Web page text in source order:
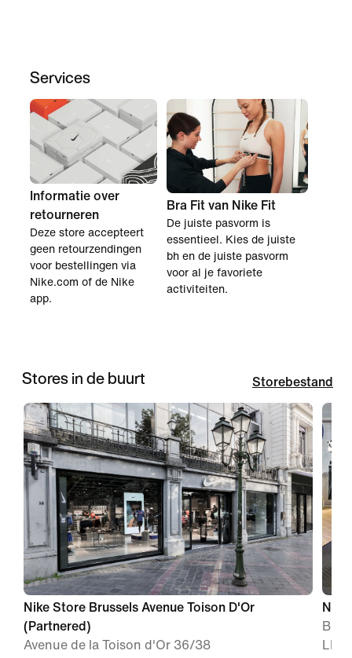
Services
Informatie over
retourneren
Deze store accepteert
geen retourzendingen
voor bestellingen via
Nike.com of de Nike
app.
Bra Fit van Nike Fit
De juiste pasvorm is
essentieel. Kies de juiste
bh en de juiste pasvorm
voor al je favoriete
activiteiten.
Stores in de buurt Storebestand
Nike Store Brussels Avenue Toison D'Or
(Partnered)
Avenue de la Toison d'Or 36/38